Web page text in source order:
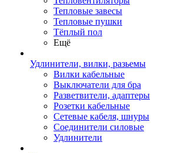
Тепловые завесы
Тепловые пушки
Тёплый пол
Ещё
Удлинители, вилки, разьемы
Вилки кабельные
Выключатели для бра
Разветвители, адаптеры
Розетки кабельные
Сетевые кабеля, шнуры
Соединители силовые
Удлинители